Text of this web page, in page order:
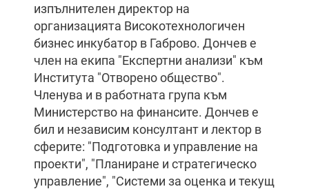
изпълнителен директор на
организацията Високотехнологичен
бизнес инкубатор в Габрово. Дончев е
член на екипа "Експертни анализи" към
Института "Отворено общество".
Членува и в работната група към
Министерство на финансите. Дончев е
бил и независим консултант и лектор в
сферите: "Подготовка и управление на
проекти", "Планиране и стратегическо
управление", "Системи за оценка и текущ